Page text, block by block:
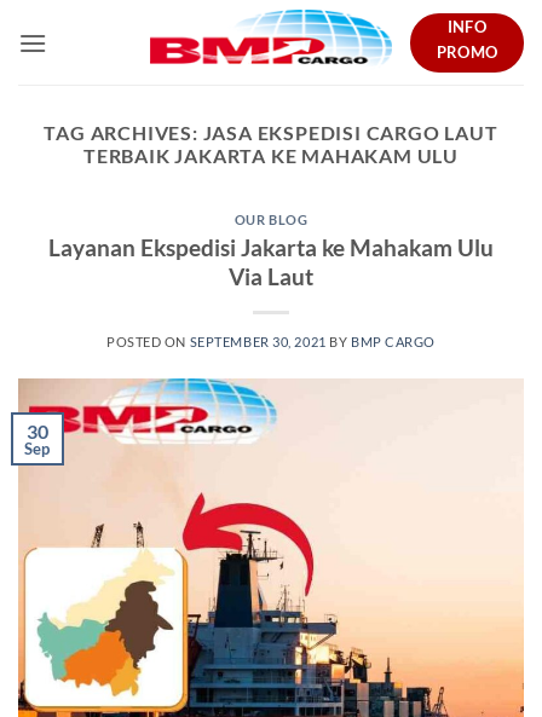
INFO
PROMO
TAG ARCHIVES: JASA EKSPEDISI CARGO LAUT
TERBAIK JAKARTA KE MAHAKAM ULU
OUR BLOG
Layanan Ekspedisi Jakarta ke Mahakam Ulu
Via Laut
POSTED ON SEPTEMBER 30, 2021 BY BMP CARGO
30
Sep